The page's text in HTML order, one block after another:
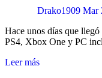
Drako1909 Mar
Hace unos días que
PS4, Xbox One y PC
Leer más